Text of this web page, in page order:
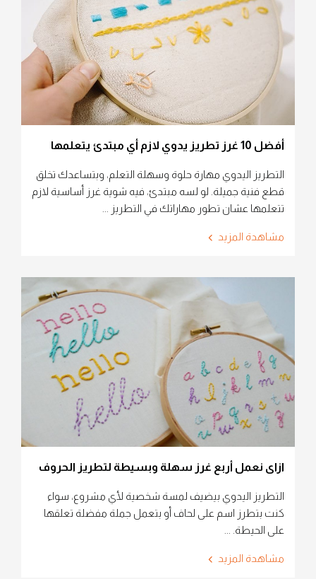
أفضل 10 غرز تطريز يدوي لازم أي مبتدئ يتعلمها
التطريز اليدوي مهارة حلوة وسهلة التعلم، وبتساعدك تخلق
قطع فنية جميلة. لو لسه مبتدئ، فيه شوية غرز أساسية لازم
تتعلمها عشان تطور مهاراتك في التطريز ...
مشاهدة المزيد
ازاى نعمل أربع غرز سهلة وبسيطة لتطريز الحروف
التطريز اليدوي بيضيف لمسة شخصية لأي مشروع، سواء
كنت بتطرز اسم على لحاف أو بتعمل جملة مفضلة تعلقها
على الحيطة. ...
مشاهدة المزيد